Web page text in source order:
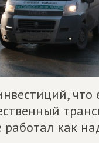
что
работал как